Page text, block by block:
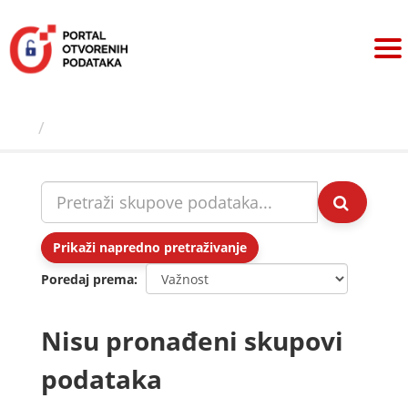
sadržaj
Prikaži napredno pretraživanje
Poredaj prema
Nisu pronađeni skupovi
podataka